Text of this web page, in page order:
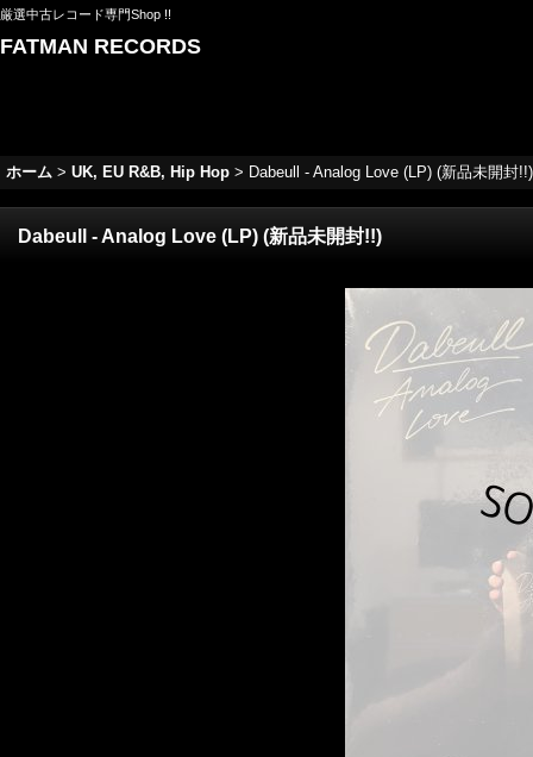
厳選中古レコード専門Shop !!
FATMAN RECORDS
ホーム > UK, EU R&B, Hip Hop > Dabeull - Analog Love (LP) (新品未開封!!)
Dabeull - Analog Love (LP) (新品未開封!!)